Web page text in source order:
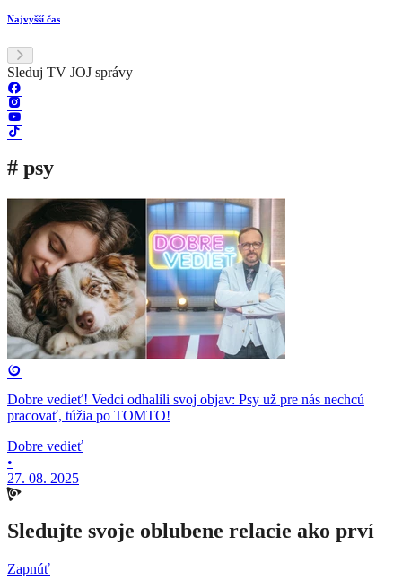
Najvyšší čas
Sleduj TV JOJ správy
# psy
Dobre vedieť! Vedci odhalili svoj objav: Psy už pre nás nechcú
pracovať, túžia po TOMTO!
Dobre vedieť
•
27. 08. 2025
Sledujte svoje oblubene relacie ako prví
Zapnúť